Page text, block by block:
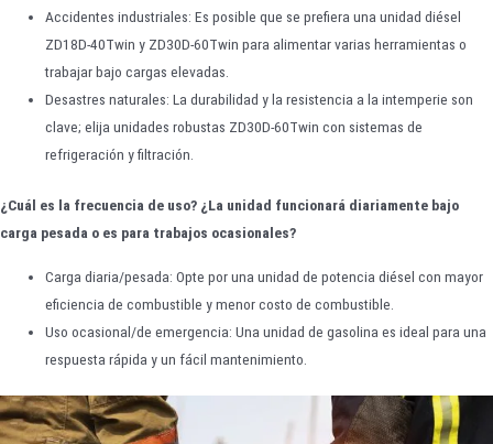
Accidentes industriales: Es posible que se prefiera una unidad diésel
ZD18D-40Twin y ZD30D-60Twin para alimentar varias herramientas o
trabajar bajo cargas elevadas.
Desastres naturales: La durabilidad y la resistencia a la intemperie son
clave; elija unidades robustas ZD30D-60Twin con sistemas de
refrigeración y filtración.
¿Cuál es la frecuencia de uso? ¿La unidad funcionará diariamente bajo
carga pesada o es para trabajos ocasionales?
Carga diaria/pesada: Opte por una unidad de potencia diésel con mayor
eficiencia de combustible y menor costo de combustible.
Uso ocasional/de emergencia: Una unidad de gasolina es ideal para una
respuesta rápida y un fácil mantenimiento.